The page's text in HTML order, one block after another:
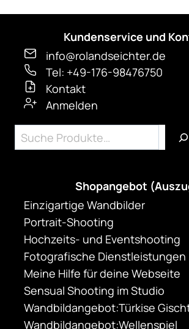
Kundenservice und
info@rolandseichter.de
Tel: +49-176-98476750
Kontakt
Anmelden
Suchen
Shopangebot
Einzigartige Wandbilder
Portrait-Shooting
Hochzeits- und Eventshooting
Fotografische Dienstleistungen
Meine Hilfe für deine Webseite
Sensual Shooting im Studio
Wandbildangebot:Türkise
Wandbildangebot:Wellenspiel